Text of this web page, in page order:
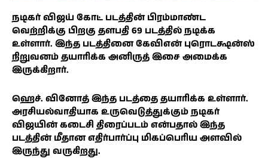
நடிகர் விஜய் கோட் படத்தின் பிரம்மாண்ட
வெற்றிக்கு பிறகு தளபதி 69 படத்தில் நடிக்க
உள்ளார். இந்த படத்தினை கேவிஎன் புரொடக்ஷன்ஸ்
நிறுவனம் தயாரிக்க அனிருத் இசை அமைக்க
இருக்கிறார்.
ஹெச். வினோத் இந்த படத்தை தயாரிக்க உள்ளார்.
அரசியல்வாதியாக உருவெடுத்துக்கும் நடிகர்
விஜயின் கடைசி திரைப்படம் என்பதால் இந்த
படத்தின் மீதான எதிர்பார்ப்பு மிகப்பெரிய அளவில்
இருந்து வருகிறது.